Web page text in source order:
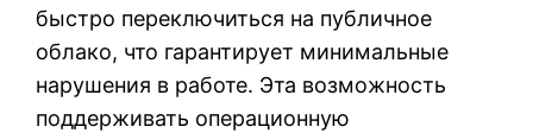
быстро переключиться на публичное
облако, что гарантирует минимальные
нарушения в работе. Эта возможность
поддерживать операционную